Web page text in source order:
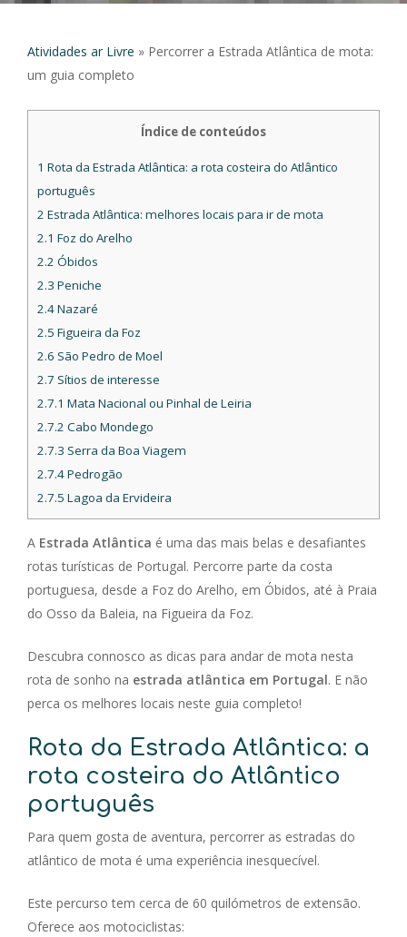
Atividades ar Livre » Percorrer a Estrada Atlântica de mota:
um guia completo
Índice de conteúdos
1 Rota da Estrada Atlântica: a rota costeira do Atlântico
português
2 Estrada Atlântica: melhores locais para ir de mota
2.1 Foz do Arelho
2.2 Óbidos
2.3 Peniche
2.4Nazaré
2.5 Figueira da Foz
2.6 São Pedro de Moel
2.7 Sítios de interesse
2.7.1 Mata Nacional ou Pinhal de Leiria
2.7.2 Cabo Mondego
2.7.3 Serra da Boa Viagem
2.7.4Pedrogão
2.7.5 Lagoa da Ervideira
A Estrada Atlântica é uma das mais belas e desafiantes
rotas turísticas de Portugal. Percorre parte da costa
portuguesa, desde a Foz do Arelho, em Óbidos, até à Praia
do Osso da Baleia, na Figueira da Foz.
Descubra connosco as dicas para andar de mota nesta
rota de sonho na estrada atlântica em Portugal. E não
perca os melhores locais neste guia completo!
Rota da Estrada Atlântica: a
rota costeira do Atlântico
português
Para quem gosta de aventura, percorrer as estradas do
atlântico de mota é uma experiência inesquecível.
Este percurso tem cerca de 60 quilómetros de extensão.
Oferece aos motociclistas: